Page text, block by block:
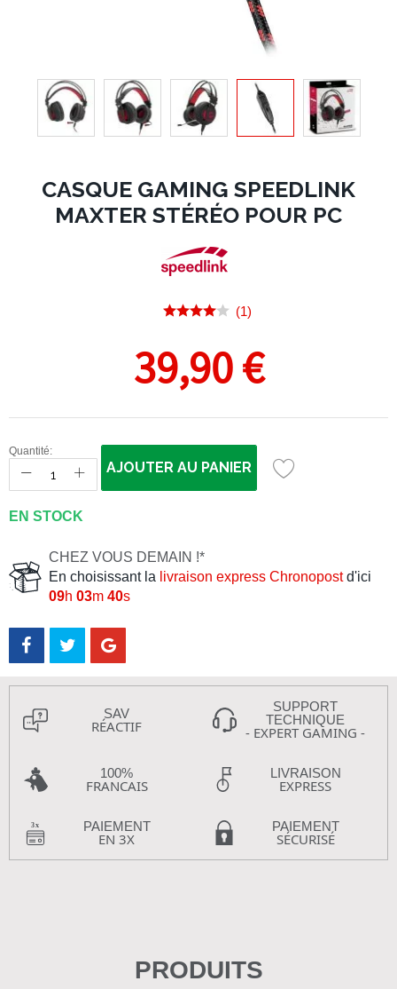
CASQUE GAMING SPEEDLINK
MAXTER STÉRÉO POUR PC
(1)
39,90 €
Quantité:
AJOUTER AU PANIER
EN STOCK
CHEZ VOUS DEMAIN !*
En choisissant la livraison express Chronopostd'ici
09h 03m 39s
SAV
RÉACTIF
SUPPORT
TECHNIQUE
- EXPERT GAMING -
100%
FRANCAIS
LIVRAISON
EXPRESS
PAIEMENT
EN 3X
PAIEMENT
SÉCURISÉ
PRODUITS